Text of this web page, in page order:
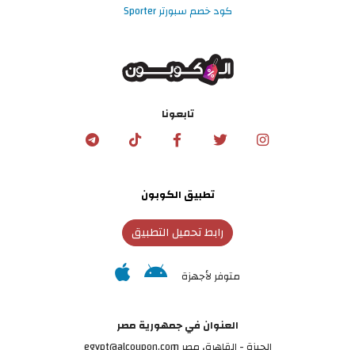
كود خصم سبورتر Sporter
تابعونا
تطبيق الكوبون
رابط تحميل التطبيق
متوفر لأجهزة
العنوان في جمهورية مصر